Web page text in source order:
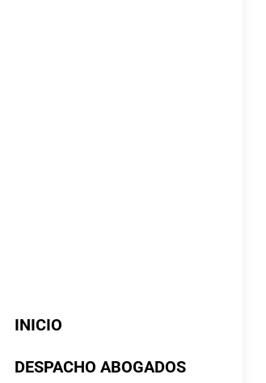
INICIO
DESPACHO ABOGADOS